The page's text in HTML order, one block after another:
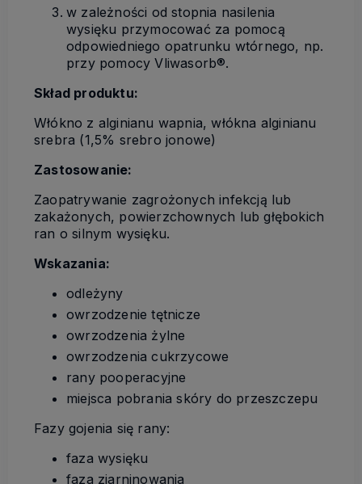
w zależności od stopnia nasilenia
wysięku przymocować za pomocą
odpowiedniego opatrunku wtórnego, np.
przy pomocy Vliwasorb®.
Skład produktu:
Włókno z alginianu wapnia, włókna alginianu
srebra (1,5% srebro jonowe)
Zastosowanie:
Zaopatrywanie zagrożonych infekcją lub
zakażonych, powierzchownych lub głębokich
ran o silnym wysięku.
Wskazania:
odleżyny
owrzodzenie tętnicze
owrzodzenia żylne
owrzodzenia cukrzycowe
rany pooperacyjne
miejsca pobrania skóry do przeszczepu
Fazy gojenia się rany:
faza wysięku
faza ziarninowania